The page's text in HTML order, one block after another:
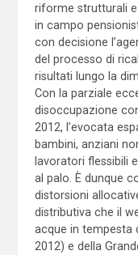
riforme strutturali
in campo
con decisione
del processo di
risultati lungo la
Con la parziale
disoccupazione
2012, l’evocata
bambini, anziani
lavoratori flessibili
al palo. È dunque
distorsioni
distributiva che il
acque in tempesta
2012) e della